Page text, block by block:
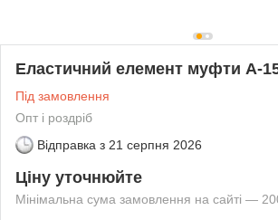
Еластичний елемент муфти A-
Під замовлення
Опт і роздріб
Відправка з 21 серпня 2026
Ціну уточнюйте
Мінімальна сума замовлення на сайті —